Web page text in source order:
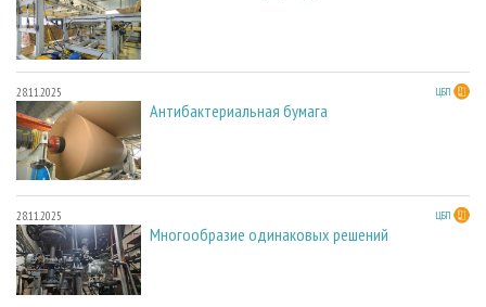
28.11.2025 ЦБП
Антибактериальная бумага
28.11.2025 ЦБП
Многообразие одинаковых решений